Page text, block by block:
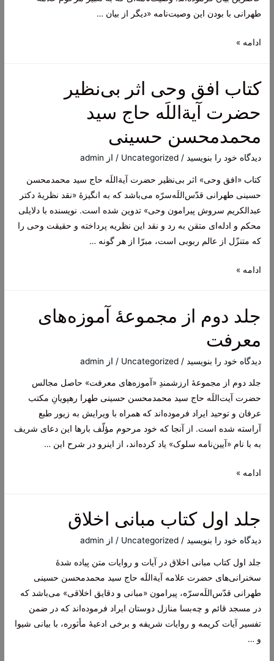
طهرانی با بودن این وصیت‌نامه «دیگر از بیان …
کتاب
دشرحی
اجمالی
از
حضرت
آیة‌الله
حاج
سید
محمدمحسن
طهرانی
ادامه »
کتاب افق وحی اثر بی‌نظیر
حضرت آیة‌اللَه حاج سید
محمدمحسن حسینی
دیدگاه‌ خود را بنویسید /
Uncategorized / از admin
کتاب «افق وحی» اثر بی‌نظیر حضرت آیة‌اللَه حاج سید محمدمحسن
حسینی طهرانی قدّس‌اللَه‌سرّه می‌باشد که به انگیزۀ «نقد نظریۀ دکتر
عبدالکریم سروش پیرامون وحی» تدوین شده است. نویسنده با دلایلی
محکم و ادله‌ای متقن به رد و نقد این نظریه پرداخته و حقیقت وحی را
که متنزّل از عالم ربوبی است، مبرّا از هر گونه …
کتاب
اثر
حضرت
آیة‌اللَه
حسینی
ادامه »
جلد دوم از مجموعۀ آموزه‌های
معرفت
دیدگاه‌ خود را بنویسید /
Uncategorized / از admin
جلد دوم از مجموعۀ ارزشمندِ «آموزه‌های معرفت» حاصل مجالس
حضرت آیت‌اللَه حاج سید محمدمحسن حسینی طهرا رهپویانِ مکتب
عرفان و توحید ایراد فرموده‌اند که همراه با ویرایش به زیور طبع
آراسته شده است. از آنجا که خود مرحوم مؤلّف بارها این دعای شریف
به با نام «آیین‌نامه سلوک» یاد کرده‌اند، از اینرو در شرح این …
جلد
مجموعۀ
آموزه‌های
ادامه »
جلد اول کتاب مبانی اخلاق
دیدگاه‌ خود را بنویسید /
Uncategorized / از admin
جلد اول کتاب مبانی اخلاق در آیات و روایات متن پیاده شدۀ
سخنرانی‌های حضرت علامه آیة‌اللَه حاج سید محمدمحسن حسینی
طهرانی قدّس‌اللَه‌سرّه، پیرامون «مبانی و دقایق اخلاقی» می‌باشد که
در مسجد قائم و چه‌بسا منازل دوستان ایراد فرموده‌اند که در ضمن
تفسیر آیات کریمه و روایات شریفه و برخی ادعیۀ مأثوره، با بیانی شیوا
و …